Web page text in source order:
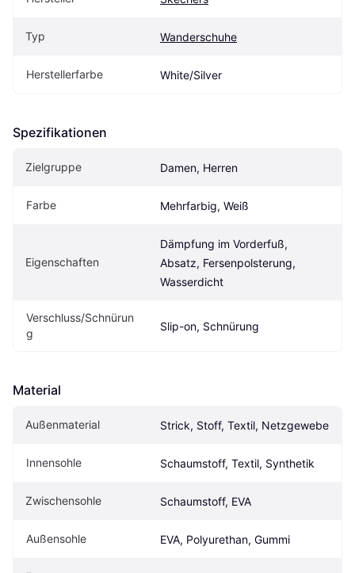
Typ Wanderschuhe
Herstellerfarbe White/Silver
Spezifikationen
Zielgruppe Damen, Herren
Farbe Mehrfarbig, Weiß
Eigenschaften
Dämpfung im Vorderfuß,
Absatz, Fersenpolsterung,
Wasserdicht
Verschluss/Schnürun
g
Slip-on, Schnürung
Material
Außenmaterial Strick, Stoff, Textil, Netzgewebe
Innensohle Schaumstoff, Textil, Synthetik
Zwischensohle Schaumstoff, EVA
Außensohle EVA, Polyurethan, Gummi